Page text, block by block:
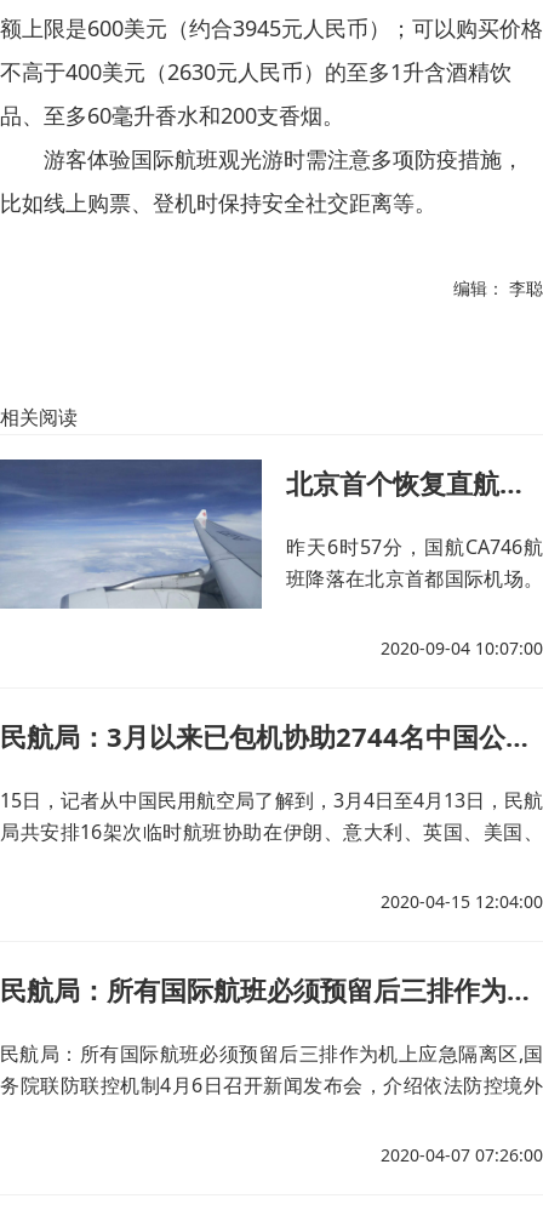
额上限是600美元（约合3945元人民币）；可以购买价格
不高于400美元（2630元人民币）的至多1升含酒精饮
品、至多60毫升香水和200支香烟。
游客体验国际航班观光游时需注意多项防疫措施，
比如线上购票、登机时保持安全社交距离等。
编辑： 李聪
相关阅读
北京首个恢复直航国际航班顺利抵达
昨天6时57分，国航CA746航
班降落在北京首都国际机场。
入境点分流的北京国际客运航
2020-09-04 10:07:00
民航局：3月以来已包机协助2744名中国公民回国
15日，记者从中国民用航空局了解到，3月4日至4月13日，民航
局共安排16架次临时航班协助在伊朗、意大利、英国、美国、
2020-04-15 12:04:00
民航局：所有国际航班必须预留后三排作为机上应急隔离区
民航局：所有国际航班必须预留后三排作为机上应急隔离区,国
务院联防联控机制4月6日召开新闻发布会，介绍依法防控境外
为机上应急隔离区，后部右侧盥洗室为隔离人员专用，对联程航
2020-04-07 07:26:00